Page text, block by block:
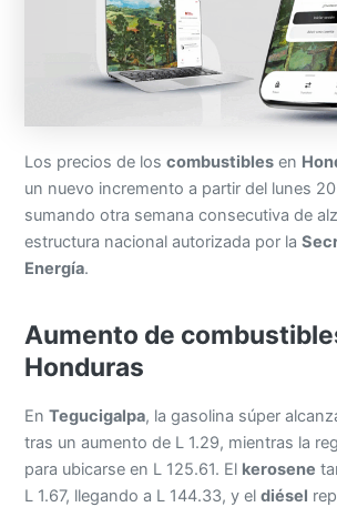
Los precios de loscombustibles en
un nuevo incremento a partir del lunes
sumando otra semana consecutiva de
estructura nacional autorizada por la
Energía.
Aumento de
Honduras
EnTegucigalpa, la gasolina súper
tras un aumento de L 1.29, mientras la
para ubicarse en L 125.61. El kerosene
L 1.67, llegando a L 144.33, y eldiésel